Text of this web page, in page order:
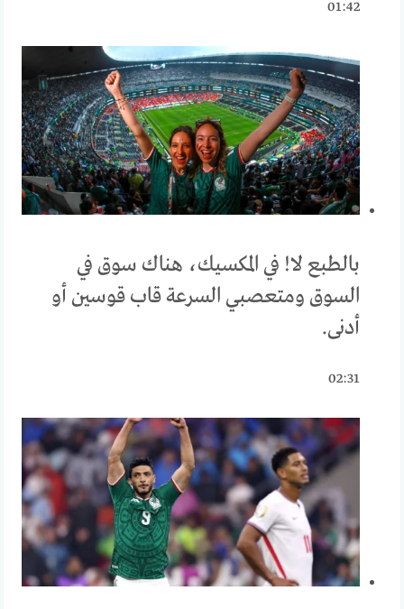
01:42
بالطبع لا! في المكسيك، هناك سوق في
السوق ومتعصبي السرعة قاب قوسين أو
أدنى.
02:31